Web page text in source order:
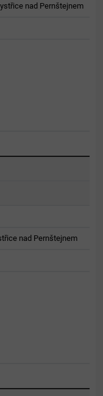
nad Pernštejnem
nad Pernštejnem